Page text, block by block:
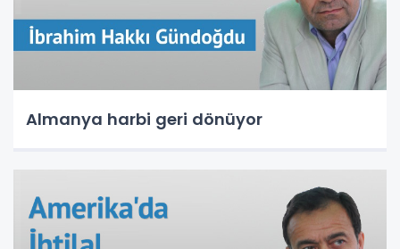
Almanya harbi geri dönüyor